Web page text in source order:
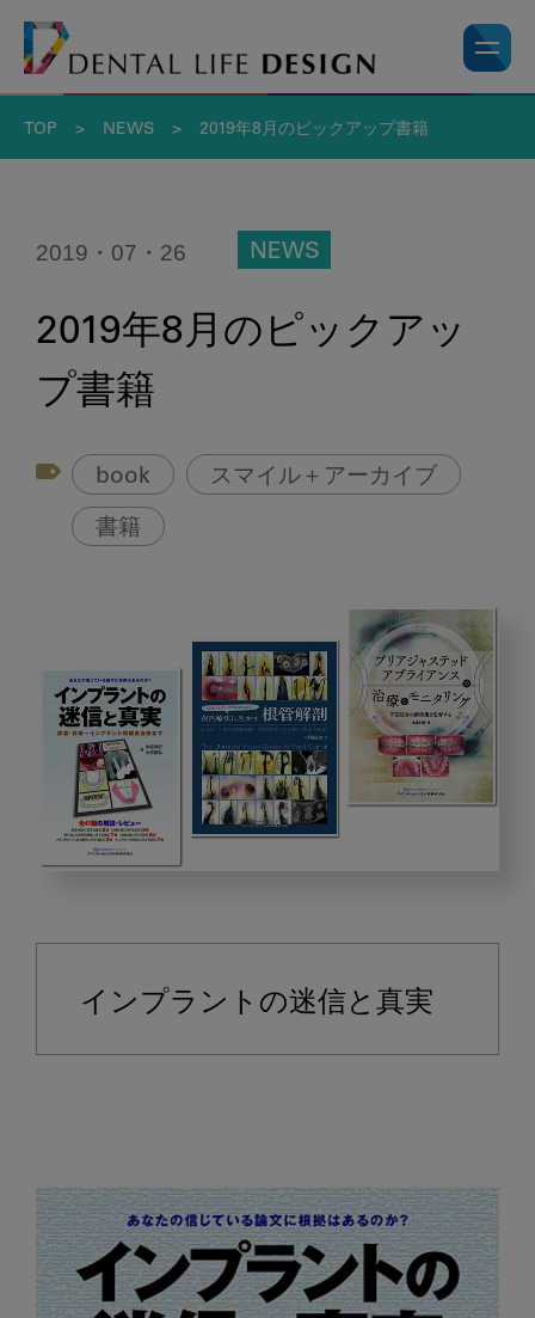
TOP > NEWS > 2019年8月のピックアップ書籍
2019・07・26 NEWS
2019年8月のピックアッ
プ書籍
book スマイル＋アーカイブ
書籍
8
プ
書
籍
インプラントの迷信と真実